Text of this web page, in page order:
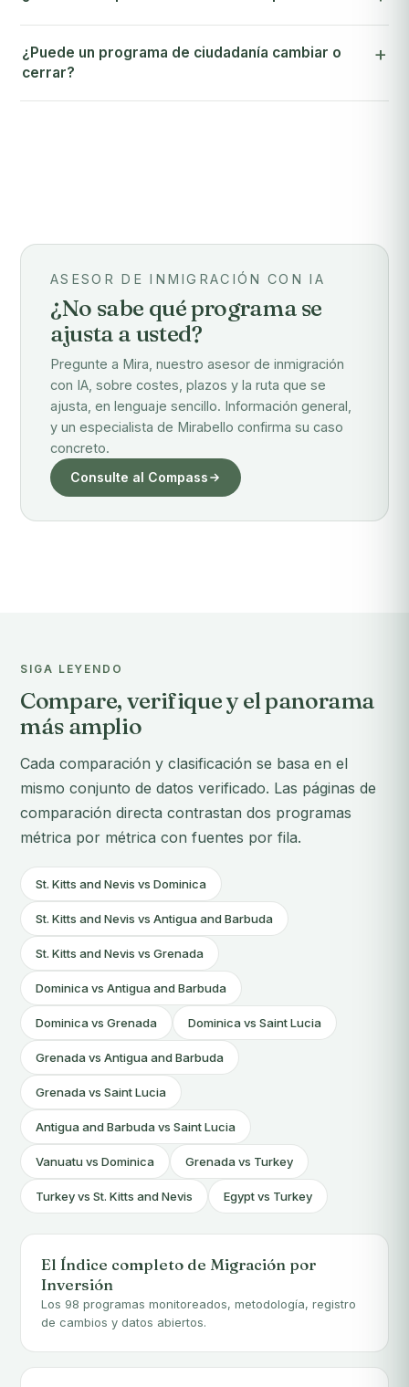
¿Puede un programa de ciudadanía cambiar o
cerrar?
ASESOR DE INMIGRACIÓN CON IA
¿No sabe qué programa se
ajusta a usted?
Pregunte a Mira, nuestro asesor de inmigración
con IA, sobre costes, plazos y la ruta que se
ajusta, en lenguaje sencillo. Información general,
y un especialista de Mirabello confirma su caso
concreto.
Consulte al Compass
SIGA LEYENDO
Compare, verifique y el panorama
más amplio
Cada comparación y clasificación se basa en el
mismo conjunto de datos verificado. Las páginas de
comparación directa contrastan dos programas
métrica por métrica con fuentes por fila.
St. Kitts and Nevis vs Dominica
St. Kitts and Nevis vs Antigua and Barbuda
St. Kitts and Nevis vs Grenada
Dominica vs Antigua and Barbuda
Dominica vs Grenada Dominica vs Saint Lucia
Grenada vs Antigua and Barbuda
Grenada vs Saint Lucia
Antigua and Barbuda vs Saint Lucia
Vanuatu vs Dominica Grenada vs Turkey
Turkey vs St. Kitts and Nevis Egypt vs Turkey
El Índice completo de Migración por
Inversión
Los 98 programas monitoreados, metodología, registro
de cambios y datos abiertos.